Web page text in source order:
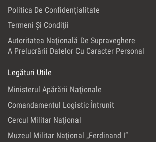
Politica De Confidenţialitate
Termeni Şi Condiţii
Autoritatea Naţională De Supraveghere
A Prelucrării Datelor Cu Caracter Personal
Legături Utile
Ministerul Apărării Naţionale
Comandamentul Logistic Întrunit
Cercul Militar Naţional
Muzeul Militar Naţional „Ferdinand I”